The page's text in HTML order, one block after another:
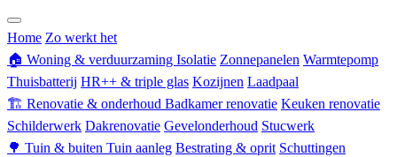
Home Zo werkt het
🏠 Woning & verduurzaming Isolatie Zonnepanelen Warmtepomp
Thuisbatterij HR++ & triple glas Kozijnen Laadpaal
🏗 Renovatie & onderhoud Badkamer renovatie Keuken renovatie
Schilderwerk Dakrenovatie Gevelonderhoud Stucwerk
🌳 Tuin & buiten Tuin aanleg Bestrating & oprit Schuttingen